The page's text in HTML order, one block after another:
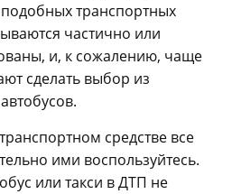
транспортных
частично или
и, к сожалению, чаще
сделать выбор из
средстве все
ими воспользуйтесь.
или такси в ДТП не